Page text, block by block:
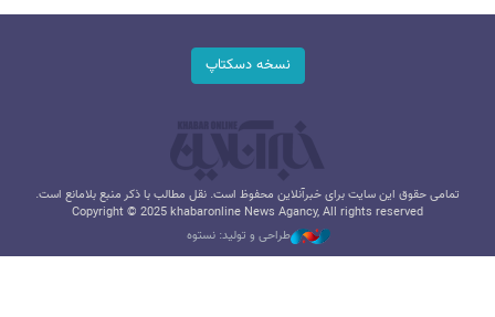
نسخه دسکتاپ
تمامی حقوق این سایت برای خبرآنلاین محفوظ است. نقل مطالب با ذکر منبع بلامانع است.
Copyright © 2025 khabaronline News Agancy, All rights reserved
طراحی و تولید: نستوه